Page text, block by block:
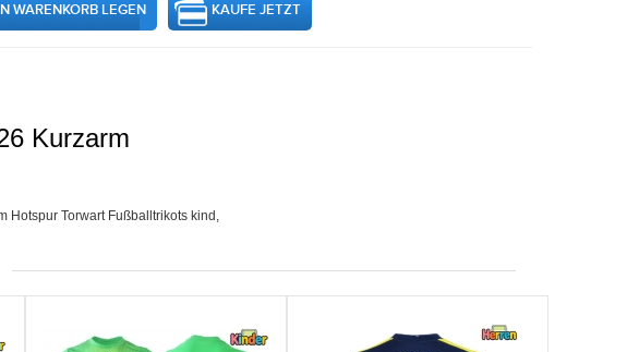
WARENKORB LEGEN KAUFE JETZT
Kurzarm
Hotspur Torwart Fußballtrikots kind ,